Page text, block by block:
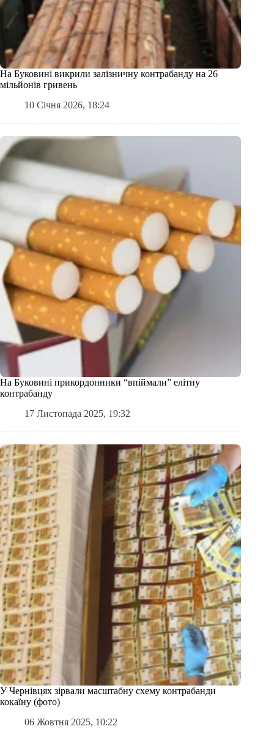
На Буковині викрили залізничну контрабанду на 26
мільйонів гривень
10 Січня 2026, 18:24
На Буковині прикордонники “впіймали” елітну
контрабанду
17 Листопада 2025, 19:32
У Чернівцях зірвали масштабну схему контрабанди
кокаїну (фото)
06 Жовтня 2025, 10:22